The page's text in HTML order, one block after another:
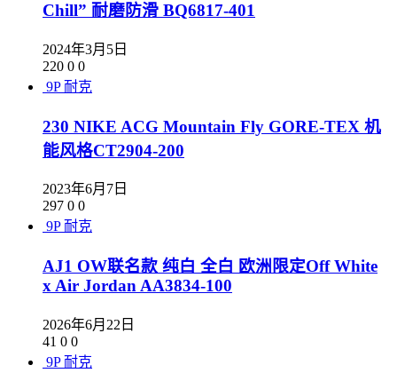
Chill” 耐磨防滑 BQ6817-401
2024年3月5日
220 0 0
9P 耐克
230 NIKE ACG Mountain Fly GORE-TEX 机
能风格CT2904-200
2023年6月7日
297 0 0
9P 耐克
AJ1 OW联名款 纯白 全白 欧洲限定Off White
x Air Jordan AA3834-100
2026年6月22日
41 0 0
9P 耐克